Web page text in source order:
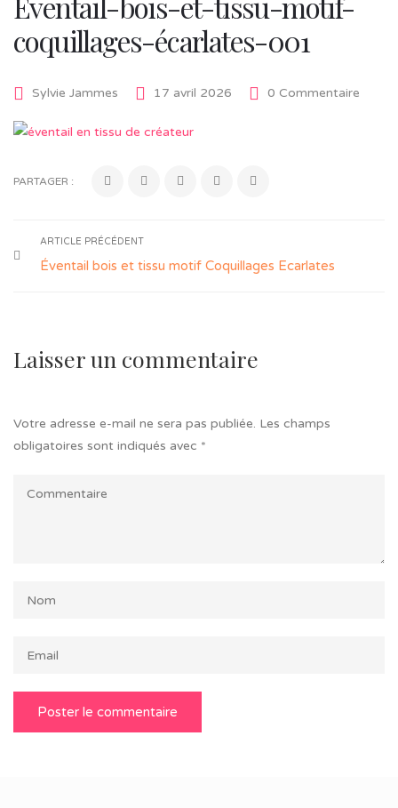
coquillages-écarlates-001
Sylvie Jammes 17 avril 2026 0 Commentaire
PARTAGER :
ARTICLE PRÉCÉDENT
Éventail bois et tissu motif Coquillages Ecarlates
Laisser un commentaire
Votre adresse e-mail ne sera pas publiée. Les champs
obligatoires sont indiqués avec *